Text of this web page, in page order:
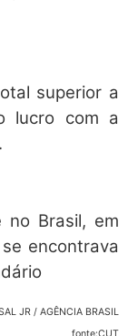
superior a
lucro com a
no Brasil, em
encontrava
JR / AGÊNCIA BRASIL
fonte:CUT